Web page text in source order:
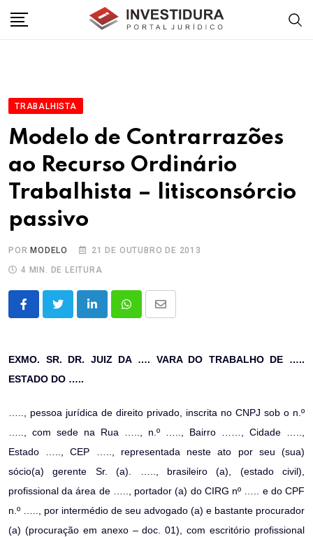
TRABALHISTA
Modelo de Contrarrazões
ao Recurso Ordinário
Trabalhista – litisconsórcio
passivo
POR MODELO
21 DE OUTUBRO DE 2013
4 MIN. DE LEITURA
LinkedInWhatsappShare
EXMO. SR. DR. JUIZ DA …. VARA DO TRABALHO DE …..
ESTADO DO …..
….., pessoa jurídica de direito privado, inscrita no CNPJ sob o n.º
….., com sede na Rua ….., n.º ….., Bairro ……, Cidade …..,
Estado ….., CEP ….., representada neste ato por seu (sua)
sócio(a) gerente Sr. (a). ….., brasileiro (a), (estado civil),
profissional da área de ….., portador (a) do CIRG nº ….. e do CPF
n.º ….., por intermédio de seu advogado (a) e bastante procurador
(a) (procuração em anexo – doc. 01), com escritório profissional